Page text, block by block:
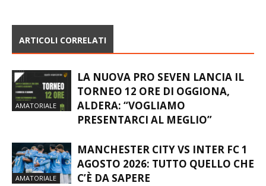
ARTICOLI CORRELATI
AMATORIALE
LA NUOVA PRO SEVEN LANCIA IL
TORNEO 12 ORE DI OGGIONA,
ALDERA: “VOGLIAMO
PRESENTARCI AL MEGLIO”
AMATORIALE
MANCHESTER CITY VS INTER FC 1
AGOSTO 2026: TUTTO QUELLO CHE
C’È DA SAPERE